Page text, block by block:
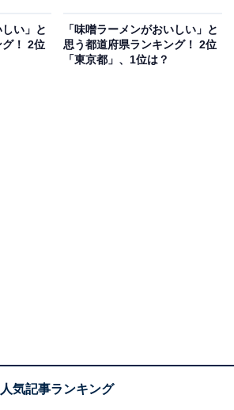
」（静岡県／30代男性）などのコメ
た。
票）
しい」と
！ 2位
「味噌ラーメンがおいしい」と
思う都道府県ランキング！ 2位
「東京都」、1位は？